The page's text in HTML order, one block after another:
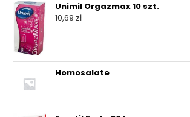
Unimil Orgazmax 10 szt.
10,69 zł
Homosalate